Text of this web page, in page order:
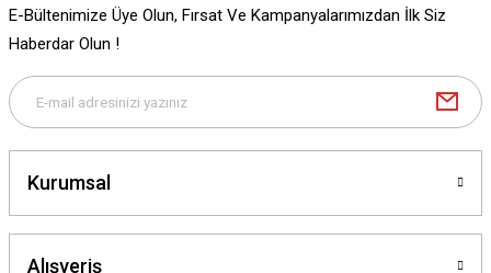
E-Bültenimize Üye Olun, Fırsat Ve Kampanyalarımızdan İlk Siz
Haberdar Olun !
Kurumsal
Alışveriş